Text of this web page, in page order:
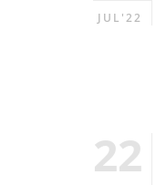
JUL'22
22